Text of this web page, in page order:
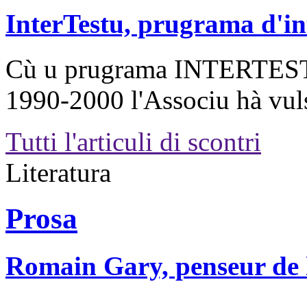
InterTestu, prugrama
Cù u prugrama
1990-2000 l'Associu hà
Tutti l'articuli di scontri
Literatura
Prosa
Romain Gary, penseur